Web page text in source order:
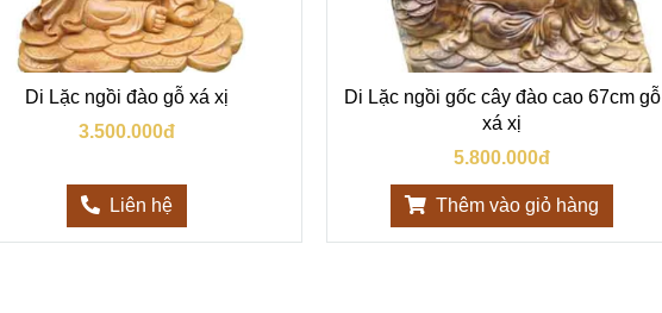
Di Lặc ngồi đào gỗ xá xị
3.500.000đ
Liên hệ
Di Lặc ngồi gốc cây đào cao 67cm gỗ
xá xị
5.800.000đ
Thêm vào giỏ hàng